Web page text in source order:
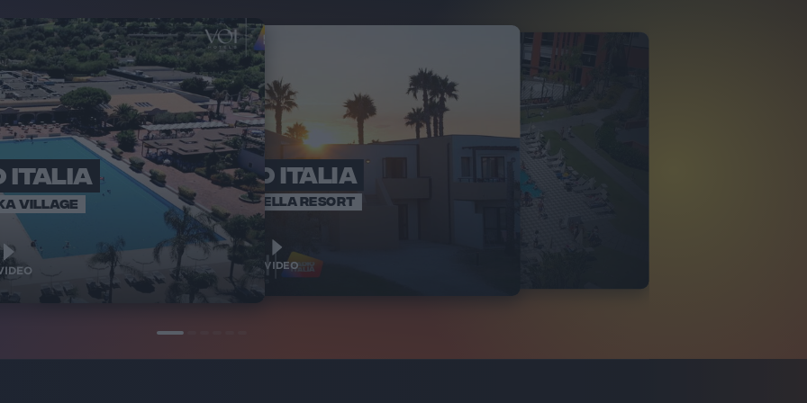
ITALIA
VILLAGE
RADIO ITALIA
VOI ARENELLA RESORT
VIDEO
RADIO ITALIA
BRAVO BAIA DI TINDARI 2026